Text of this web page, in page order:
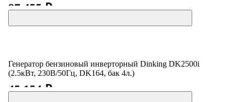
87 455 ₽
Генератор бензиновый инверторный Dinking DK2500i
(2.5кВт, 230В/50Гц, DK164, бак 4л.)
45 154 ₽